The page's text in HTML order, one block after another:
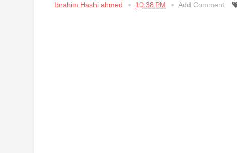
Ibrahim Hashi ahmed 10:38 PM Add Comment